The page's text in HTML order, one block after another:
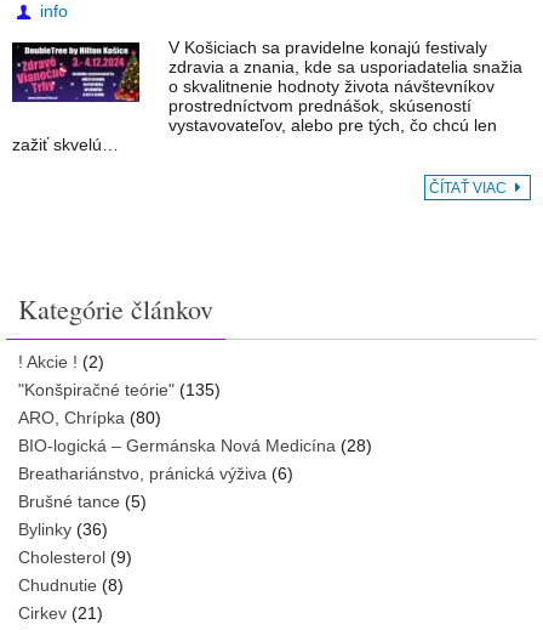
info
V Košiciach sa pravidelne konajú festivaly
zdravia a znania, kde sa usporiadatelia snažia
o skvalitnenie hodnoty života návštevníkov
prostredníctvom prednášok, skúseností
vystavovateľov, alebo pre tých, čo chcú len
zažiť skvelú…
ČÍTAŤ VIAC
Kategórie článkov
! Akcie ! (2)
"Konšpiračné teórie" (135)
ARO, Chrípka (80)
BIO-logická – Germánska Nová Medicína (28)
Breathariánstvo, pránická výživa (6)
Brušné tance (5)
Bylinky (36)
Cholesterol (9)
Chudnutie (8)
Cirkev (21)